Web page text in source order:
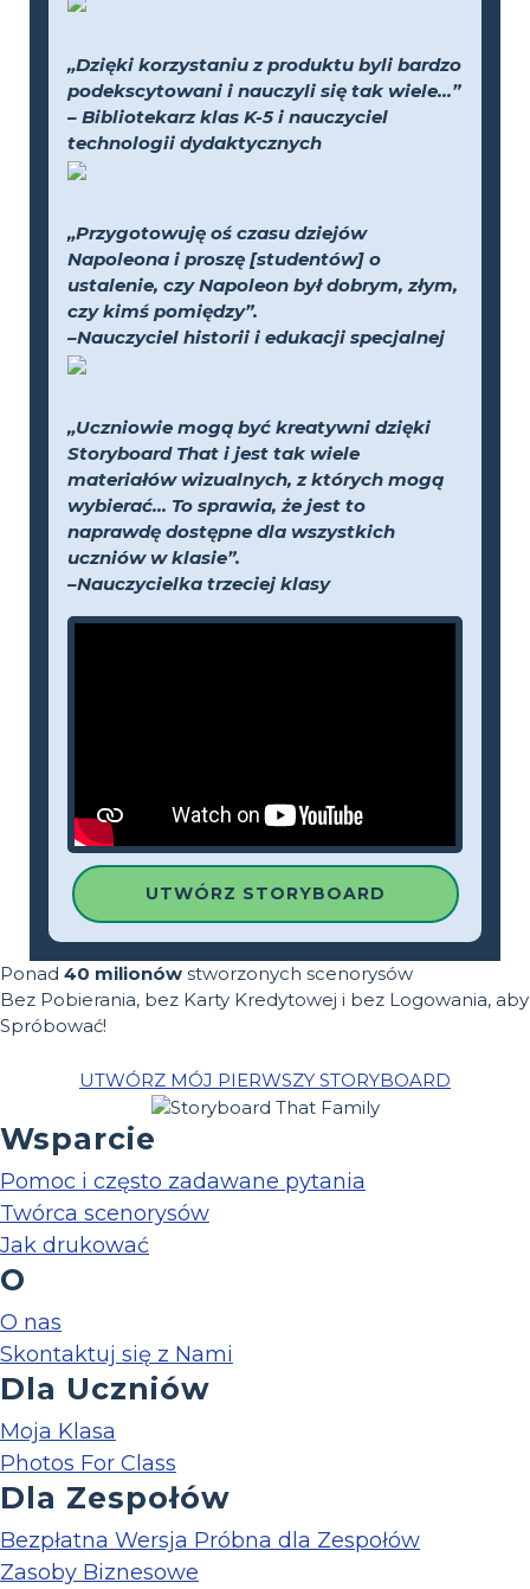
„Dzięki korzystaniu z produktu byli bardzo
podekscytowani i nauczyli się tak wiele...”
– Bibliotekarz klas K-5 i nauczyciel
technologii dydaktycznych
„Przygotowuję oś czasu dziejów
Napoleona i proszę [studentów] o
ustalenie, czy Napoleon był dobrym, złym,
czy kimś pomiędzy”.
–Nauczyciel historii i edukacji specjalnej
„Uczniowie mogą być kreatywni dzięki
Storyboard That i jest tak wiele
materiałów wizualnych, z których mogą
wybierać... To sprawia, że jest to
naprawdę dostępne dla wszystkich
uczniów w klasie”.
–Nauczycielka trzeciej klasy
UTWÓRZ STORYBOARD
Ponad 40 milionów stworzonych scenorysów
Bez Pobierania, bez Karty Kredytowej i bez Logowania, aby
Spróbować!
UTWÓRZ MÓJ PIERWSZY STORYBOARD
Wsparcie
Pomoc i często zadawane pytania
Twórca scenorysów
Jak drukować
O
O nas
Skontaktuj się z Nami
Dla Uczniów
Moja Klasa
Photos For Class
Dla Zespołów
Bezpłatna Wersja Próbna dla Zespołów
Zasoby Biznesowe